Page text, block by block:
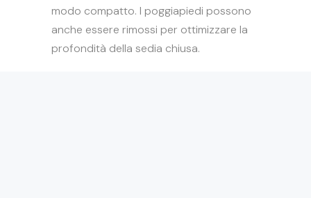
modo compatto. I poggiapiedi possono
anche essere rimossi per ottimizzare la
profondità della sedia chiusa.